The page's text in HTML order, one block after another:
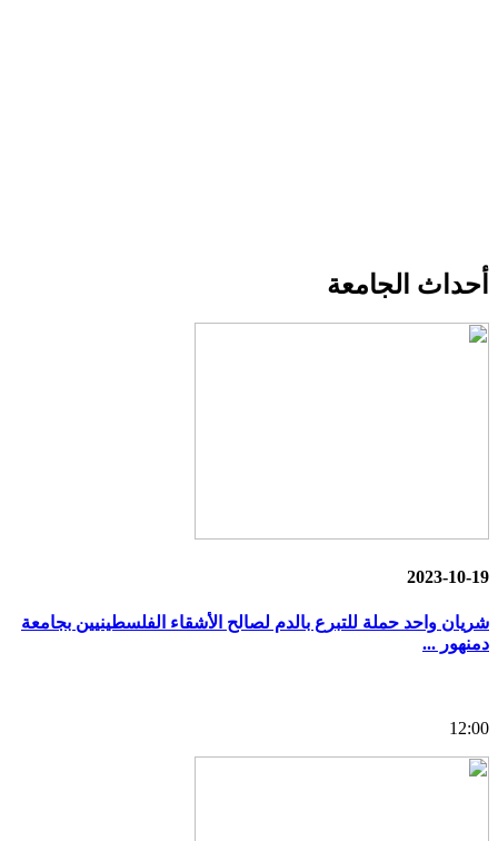
أحداث الجامعة
2023-10-19
شريان واحد حملة للتبرع بالدم لصالح الأشقاء الفلسطينيين بجامعة
دمنهور ...
12:00